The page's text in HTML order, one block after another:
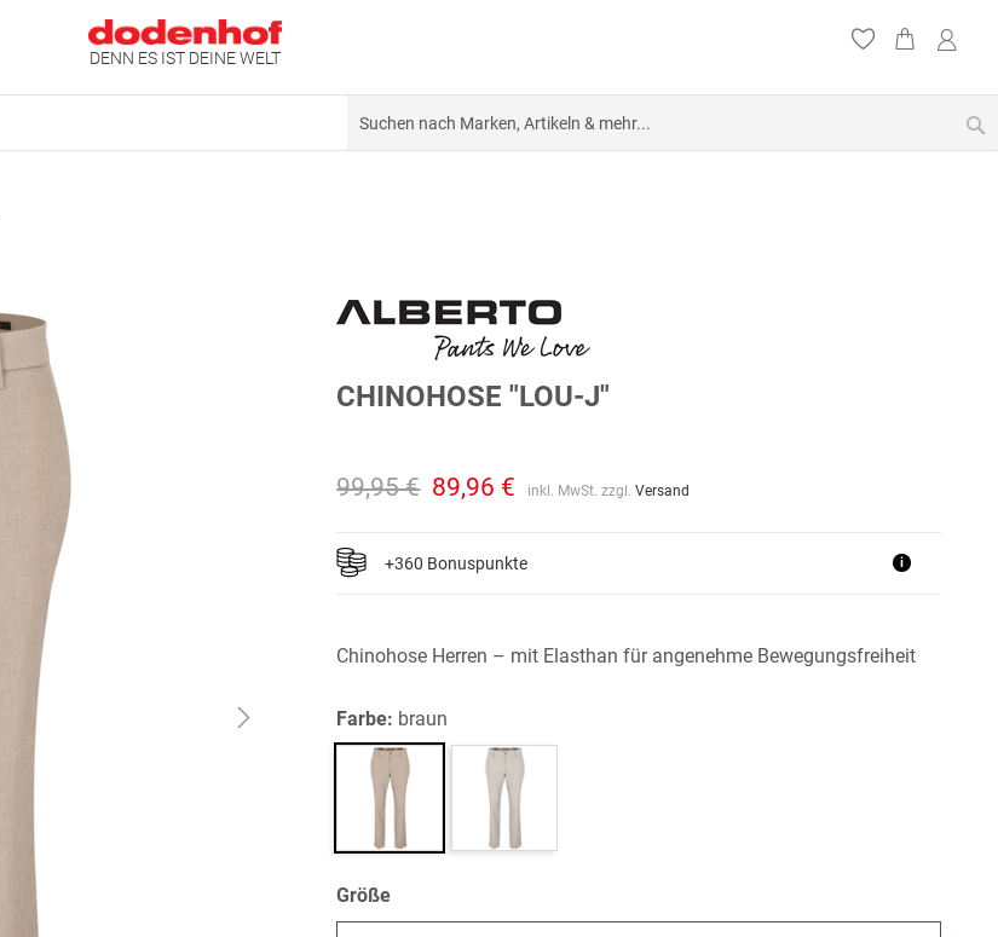
DENN ES IST DEINE WELT
CHINOHOSE "LOU-J"
99,95 € 89,96 € inkl. MwSt. zzgl.Versand
+360 Bonuspunkte i
Chinohose Herren – mit Elasthan für angenehme Bewegungsfreiheit
Farbe: braun
Größe